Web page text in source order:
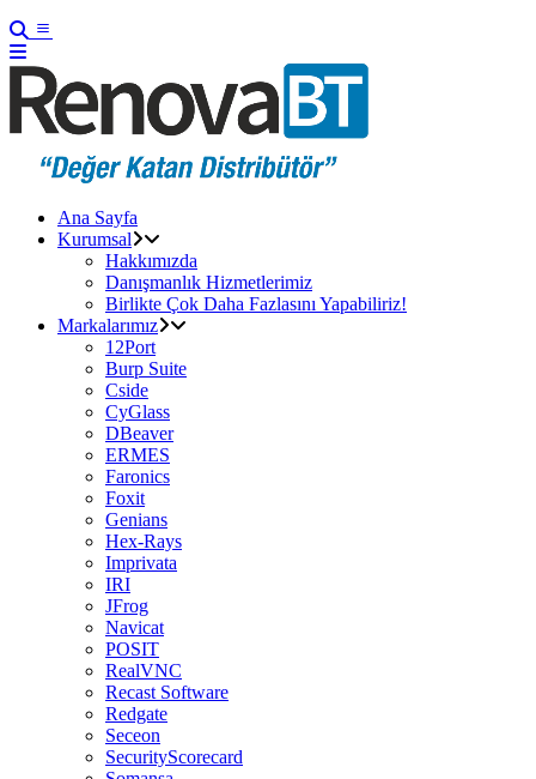
Ana Sayfa
Kurumsal
Hakkımızda
Danışmanlık Hizmetlerimiz
Birlikte Çok Daha Fazlasını Yapabiliriz!
Markalarımız
12Port
Burp Suite
Cside
CyGlass
DBeaver
ERMES
Faronics
Foxit
Genians
Hex-Rays
Imprivata
IRI
JFrog
Navicat
POSIT
RealVNC
Recast Software
Redgate
Seceon
SecurityScorecard